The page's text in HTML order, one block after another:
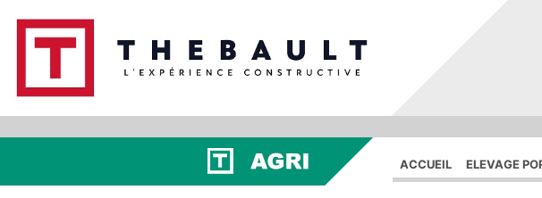
ACCUEIL ELEVAGE